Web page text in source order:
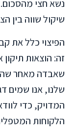
נשא חצי
שיקול שווה בין
הפיצוי כלל את
זה: הוצאות
שאבדה מאחר
שלנו, אנו שמים
המדויק, כדי
הלקוחות